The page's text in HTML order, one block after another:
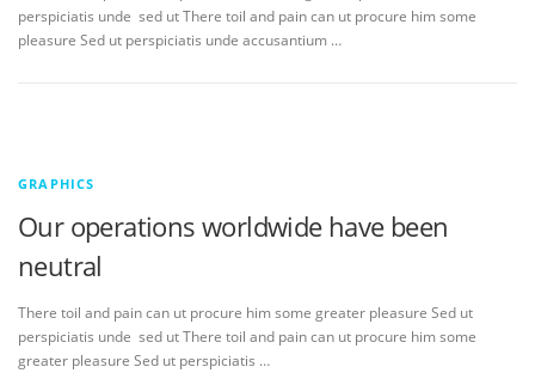
perspiciatis unde sed ut There toil and pain can ut procure him some
pleasure Sed ut perspiciatis unde accusantium …
GRAPHICS
Our operations worldwide have been
neutral
There toil and pain can ut procure him some greater pleasure Sed ut
perspiciatis unde sed ut There toil and pain can ut procure him some
greater pleasure Sed ut perspiciatis …